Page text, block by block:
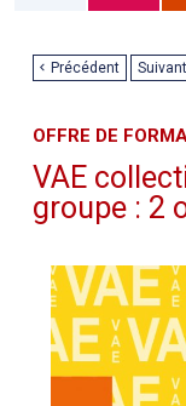
Précédent Suivant
OFFRE DE
VAE
groupe : 2